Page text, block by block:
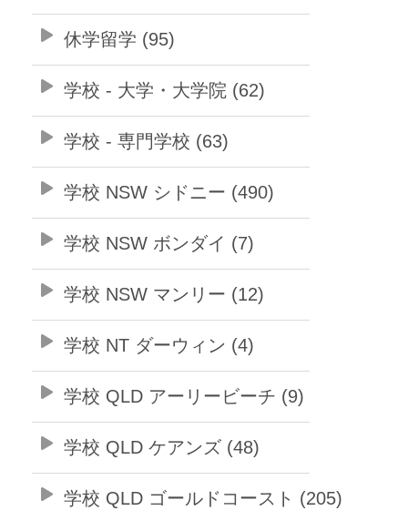
休学留学 (95)
学校 - 大学・大学院 (62)
学校 - 専門学校 (63)
学校 NSW シドニー (490)
学校 NSW ボンダイ (7)
学校 NSW マンリー (12)
学校 NT ダーウィン (4)
学校 QLD アーリービーチ (9)
学校 QLD ケアンズ (48)
学校 QLD ゴールドコースト (205)